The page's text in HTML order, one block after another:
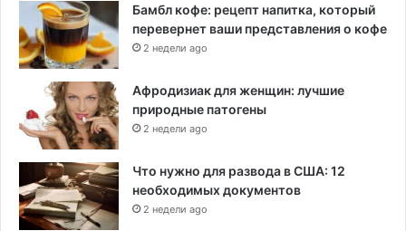
Бамбл кофе: рецепт напитка, который
перевернет ваши представления о кофе
2 недели ago
Афродизиак для женщин: лучшие
природные патогены
2 недели ago
Что нужно для развода в США: 12
необходимых документов
2 недели ago